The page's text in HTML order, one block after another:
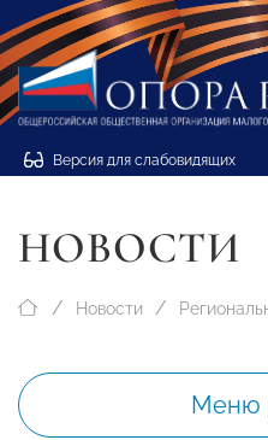
Версия для слабовидящих
НОВОСТИ
Новости
Меню